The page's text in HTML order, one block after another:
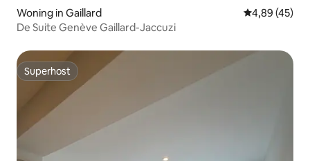
Woning in Gaillard Gemiddelde
4,89 (45)
De Suite Genève Gaillard-Jaccuzi
Superhost
Superhost